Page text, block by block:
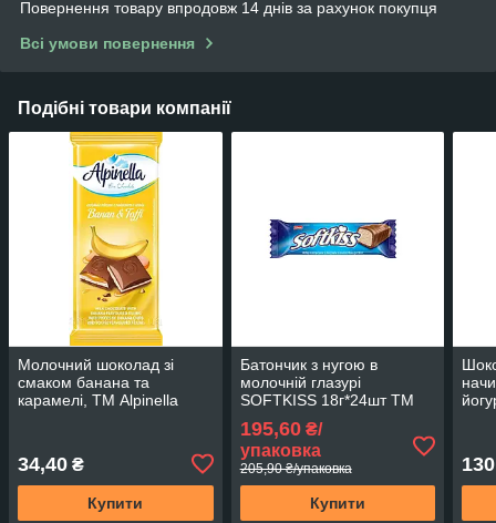
Повернення товару впродовж 14 днів за рахунок покупця
Всі умови повернення
Подібні товари компанії
Молочний шоколад зі
смаком банана та
карамелі, ТМ Alpinella
34,40 ₴
Купити
Батончик з нугою в
молочній глазурі
SOFTKISS 18г*24шт ТМ
195,60₴/
упаковка
205,90 ₴/упаковка
Купити